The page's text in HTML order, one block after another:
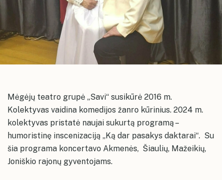
Administracinė informacija
Planavimo dokumentai
Renginių planai
Kultūros centro meno mėgėjų
kolektyvų repeticijų grafikai
Įstaigos vadovas ir struktūra
Akmenės rajono savivaldybės kultūros
Naujosios Akmenės Kultūros rūmų
erdvės
Akmenės kultūros namų erdvės
Ventos kultūros namų erdvės
Papilės kultūros namų erdvės
Dažniausiai užduodami klausimai
Konsultavimasis su visuomene
Naujosios Akmenės kultūros rūmai
Akmenės kultūros namai
Ventos kultūros namai
Papilės kultūros namai
Vokalinis duetas „Dviese“
Mėgėjų teatro grupė „Savi“
Vokalinis moterų ansamblis „Šventupėlė“
Mėgėjų teatro grupė „Savi“ susikūrė 2016 m.
Kolektyvas vaidina komedijos žanro kūrinius. 2024 m.
kolektyvas pristatė naujai sukurtą programą –
humoristinę inscenizaciją „Ką dar pasakys daktarai“. Su
šia programa koncertavo Akmenės, Šiaulių, Mažeikių,
Joniškio rajonų gyventojams.